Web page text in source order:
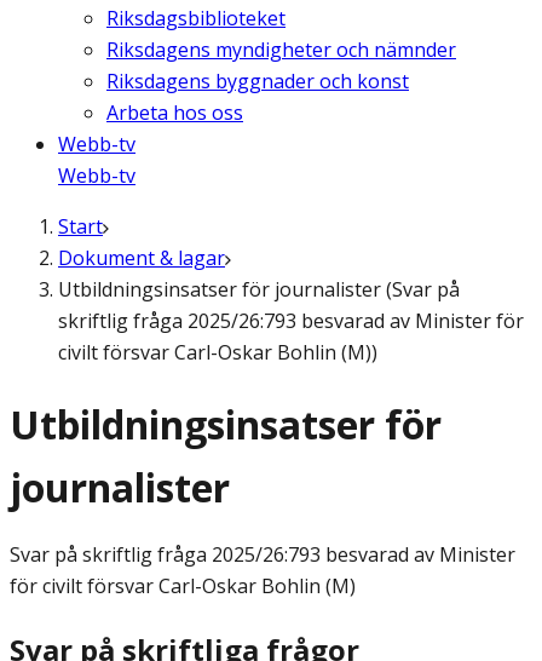
Riksdagsbiblioteket
Riksdagens myndigheter och nämnder
Riksdagens byggnader och konst
Arbeta hos oss
Webb-tv
Webb-tv
Start
Dokument & lagar
Utbildningsinsatser för journalister (Svar på
skriftlig fråga 2025/26:793 besvarad av Minister för
civilt försvar Carl-Oskar Bohlin (M))
Utbildningsinsatser för
journalister
Svar på skriftlig fråga 2025/26:793 besvarad av Minister
för civilt försvar Carl-Oskar Bohlin (M)
Svar på skriftliga frågor